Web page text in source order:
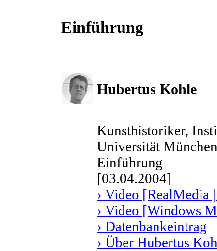
Einführung
Hubertus Kohle
Kunsthistoriker,
Universität München
Einführung
[03.04.2004]
› Video [RealMedia
› Video [Windows
› Datenbankeintrag
› Über Hubertus